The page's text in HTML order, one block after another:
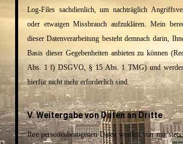
Log-Files sachdienlich, um nachträglich
oder etwaigen Missbrauch aufzuklären. Mein
dieser Datenverarbeitung besteht demnach darin,
Basis dieser Gegebenheiten anbieten zu können
Abs. 1 f) DSGVO, § 15 Abs. 1 TMG) und
hierfür nicht mehr erforderlich sind.
V. Weitergabe von Daten an Dritte
Ihre personenbezogenen Daten werden von mir